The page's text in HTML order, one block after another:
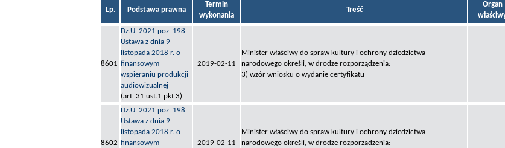
Lp. Podstawa prawna
Termin
wykonania
Treść
Organ
8601
Dz.U. 2021 poz. 198
Ustawa z dnia 9
listopada 2018 r. o
finansowym
wspieraniu produkcji
audiowizualnej
(art. 31 ust.1 pkt 3)
2019-02-11
Minister właściwy do spraw kultury i ochrony dziedzictwa
narodowego określi, w drodze rozporządzenia:
3) wzór wniosku o wydanie certyfikatu
8602
Dz.U. 2021 poz. 198
Ustawa z dnia 9
listopada 2018 r. o
finansowym
2019-02-11
Minister właściwy do spraw kultury i ochrony dziedzictwa
narodowego określi, w drodze rozporządzenia: